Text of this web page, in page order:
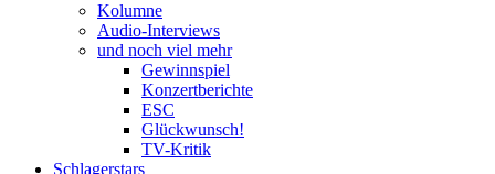
Kolumne
Audio-Interviews
und noch viel mehr
Gewinnspiel
Konzertberichte
ESC
Glückwunsch!
TV-Kritik
Schlagerstars